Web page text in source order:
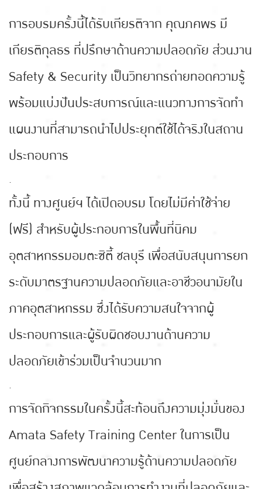
การอบรมครั้งนี้ได้รับเกียรติจาก คุณภคพร มี
เกียรติกุลธร ที่ปรึกษาด้านความปลอดภัย ส่วนงาน
Safety & Security เป็นวิทยากรถ่ายทอดความรู้
พร้อมแบ่งปันประสบการณ์และแนวทางการจัดทำ
แผนงานที่สามารถนำไปประยุกต์ใช้ได้จริงในสถาน
ประกอบการ
.
ทั้งนี้ ทางศูนย์ฯ ได้เปิดอบรม โดยไม่มีค่าใช้จ่าย
(ฟรี) สำหรับผู้ประกอบการในพื้นที่นิคม
อุตสาหกรรมอมตะซิตี้ ชลบุรี เพื่อสนับสนุนการยก
ระดับมาตรฐานความปลอดภัยและอาชีวอนามัยใน
ภาคอุตสาหกรรม ซึ่งได้รับความสนใจจากผู้
ประกอบการและผู้รับผิดชอบงานด้านความ
ปลอดภัยเข้าร่วมเป็นจำนวนมาก
.
การจัดกิจกรรมในครั้งนี้สะท้อนถึงความมุ่งมั่นของ
Amata Safety Training Center ในการเป็น
ศูนย์กลางการพัฒนาความรู้ด้านความปลอดภัย